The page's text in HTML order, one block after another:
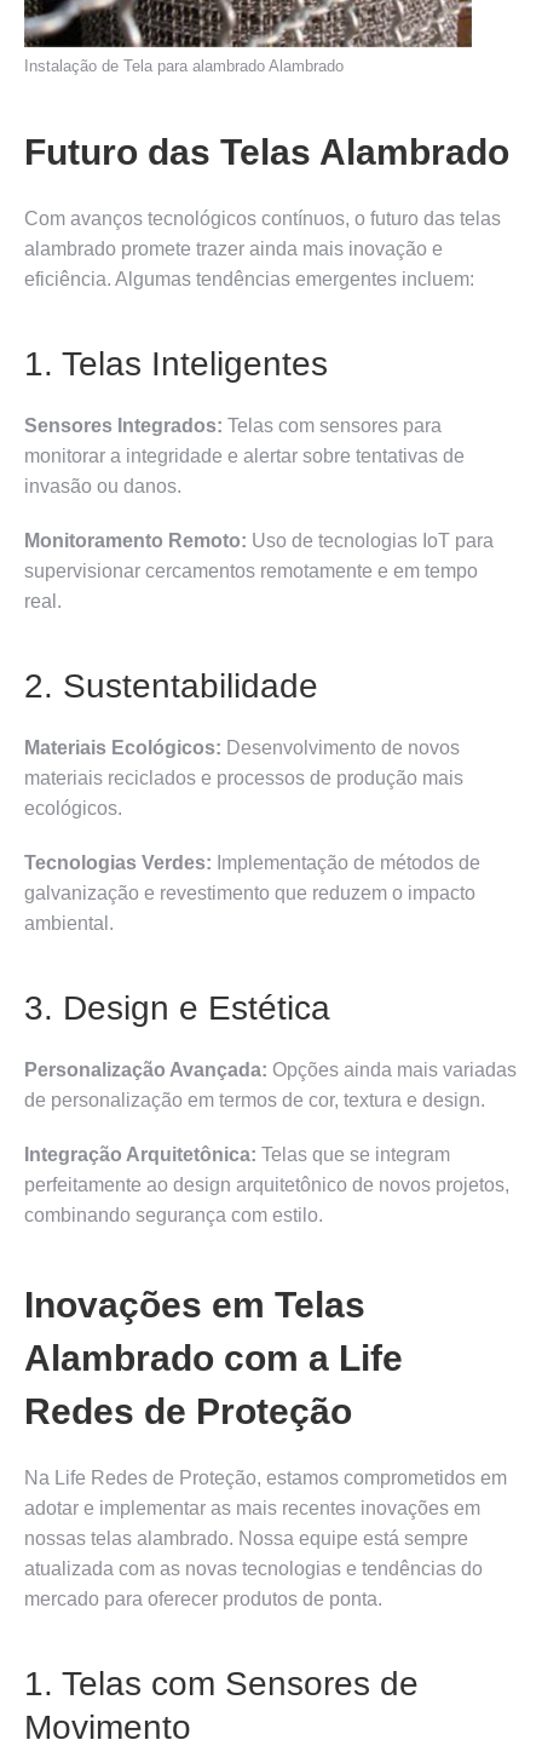
Instalação de Tela para alambrado Alambrado
Futuro das Telas Alambrado
Com avanços tecnológicos contínuos, o futuro das telas
alambrado promete trazer ainda mais inovação e
eficiência. Algumas tendências emergentes incluem:
1. Telas Inteligentes
Sensores Integrados: Telas com sensores para
monitorar a integridade e alertar sobre tentativas de
invasão ou danos.
Monitoramento Remoto: Uso de tecnologias IoT para
supervisionar cercamentos remotamente e em tempo
real.
2. Sustentabilidade
Materiais Ecológicos: Desenvolvimento de novos
materiais reciclados e processos de produção mais
ecológicos.
Tecnologias Verdes: Implementação de métodos de
galvanização e revestimento que reduzem o impacto
ambiental.
3. Design e Estética
Personalização Avançada: Opções ainda mais variadas
de personalização em termos de cor, textura e design.
Integração Arquitetônica: Telas que se integram
perfeitamente ao design arquitetônico de novos projetos,
combinando segurança com estilo.
Inovações em Telas
Alambrado com a Life
Redes de Proteção
Na Life Redes de Proteção, estamos comprometidos em
adotar e implementar as mais recentes inovações em
nossas telas alambrado. Nossa equipe está sempre
atualizada com as novas tecnologias e tendências do
mercado para oferecer produtos de ponta.
1. Telas com Sensores de
Movimento